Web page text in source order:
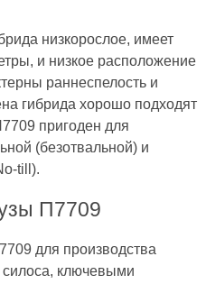
низкорослое, имеет
и низкое расположение
раннеспелость и
гибрида хорошо подходят
пригоден для
(безотвальной) и
till).
П7709
для производства
силоса, ключевыми